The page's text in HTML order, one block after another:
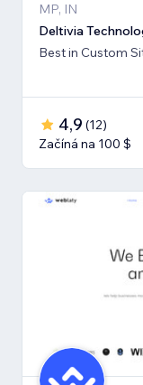
MP, IN
Deltivia
Best in Custom
4,9 (12)
Začíná na 100 $